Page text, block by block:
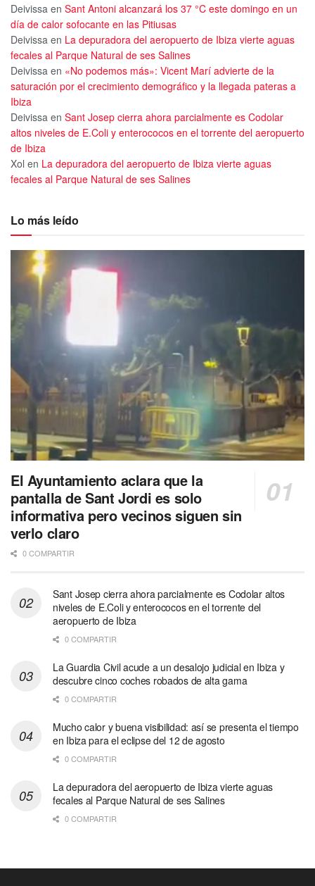
Deivissa en Sant Antoni alcanzará los 37 °C este domingo en un
día de calor sofocante en las Pitiusas
Deivissa en La depuradora del aeropuerto de Ibiza vierte aguas
fecales al Parque Natural de ses Salines
Deivissa en «No podemos más»: Vicent Marí advierte de la
saturación por el crecimiento demográfico y la llegada pateras a
Ibiza
Deivissa en Sant Josep cierra ahora parcialmente es Codolar
altos niveles de E.Coli y enterococos en el torrente del aeropuerto
de Ibiza
Xol en La depuradora del aeropuerto de Ibiza vierte aguas
fecales al Parque Natural de ses Salines
Lo más leído
El Ayuntamiento aclara que la
pantalla de Sant Jordi es solo
informativa pero vecinos siguen sin
verlo claro
0 COMPARTIR
Sant Josep cierra ahora parcialmente es Codolar altos
niveles de E.Coli y enterococos en el torrente del
aeropuerto de Ibiza
0 COMPARTIR
La Guardia Civil acude a un desalojo judicial en Ibiza y
descubre cinco coches robados de alta gama
0 COMPARTIR
Mucho calor y buena visibilidad: así se presenta el tiempo
en Ibiza para el eclipse del 12 de agosto
0 COMPARTIR
La depuradora del aeropuerto de Ibiza vierte aguas
fecales al Parque Natural de ses Salines
0 COMPARTIR